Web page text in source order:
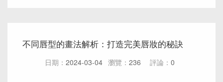
不同唇型的畫法解析：打造完美唇妝的秘訣
日期： 2024-03-04 瀏覽： 236 評論： 0